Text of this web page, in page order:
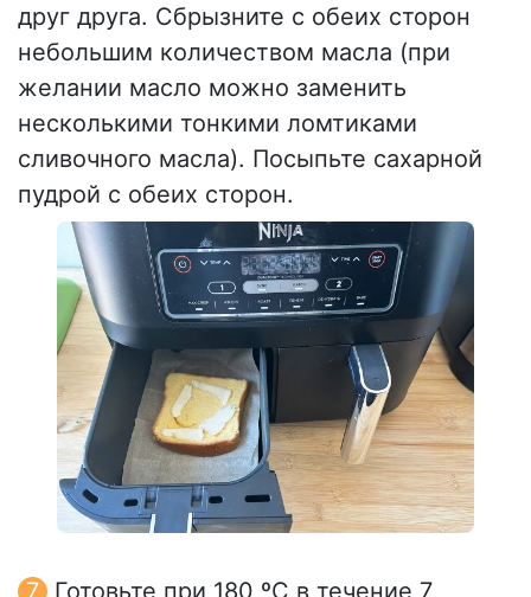
друг друга. Сбрызните с обеих сторон
небольшим количеством масла (при
желании масло можно заменить
несколькими тонкими ломтиками
сливочного масла). Посыпьте сахарной
пудрой с обеих сторон.
Готовьте при 180 ºC в течение 7